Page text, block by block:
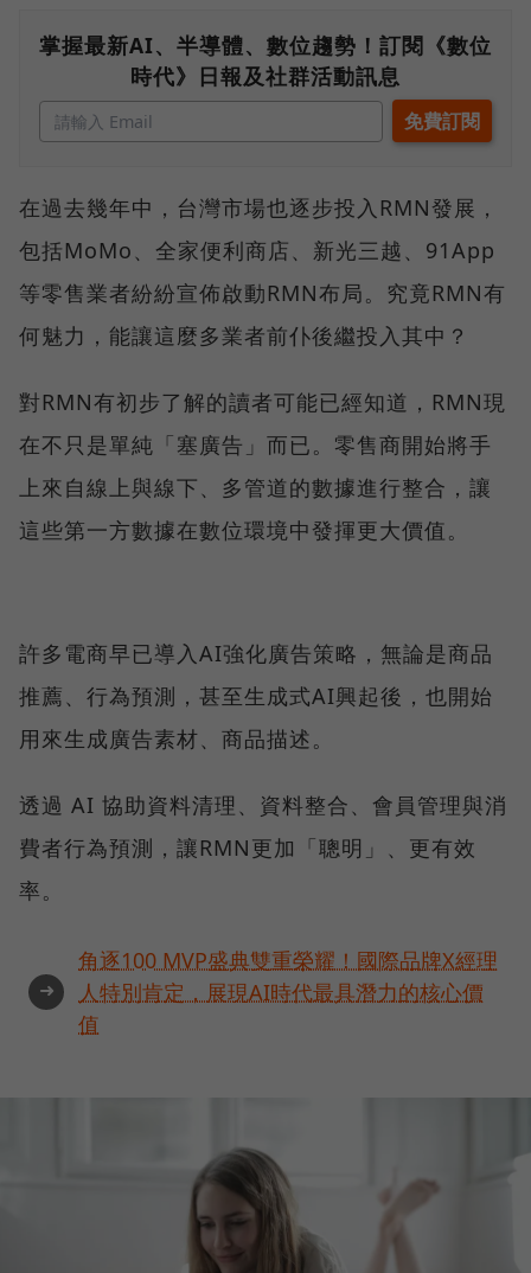
掌握最新AI、半導體、數位趨勢！訂閱《數位
時代》日報及社群活動訊息
在過去幾年中，台灣市場也逐步投入RMN發展，
包括MoMo、全家便利商店、新光三越、91App
等零售業者紛紛宣佈啟動RMN布局。究竟RMN有
何魅力，能讓這麼多業者前仆後繼投入其中？
對RMN有初步了解的讀者可能已經知道，RMN現
在不只是單純「塞廣告」而已。零售商開始將手
上來自線上與線下、多管道的數據進行整合，讓
這些第一方數據在數位環境中發揮更大價值。
許多電商早已導入AI強化廣告策略，無論是商品
推薦、行為預測，甚至生成式AI興起後，也開始
用來生成廣告素材、商品描述。
透過 AI 協助資料清理、資料整合、會員管理與消
費者行為預測，讓RMN更加「聰明」、更有效
率。
➜
角逐100 MVP盛典雙重榮耀！國際品牌X經理
人特別肯定，展現AI時代最具潛力的核心價
值